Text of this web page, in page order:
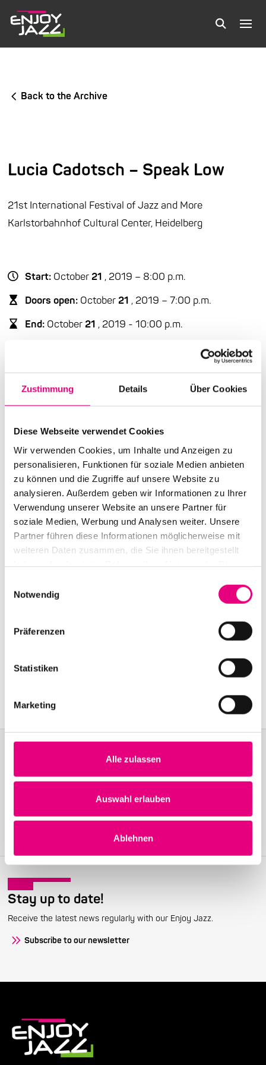
Zustimmung Details Über Cookies
Diese Webseite verwendet Cookies
Wir verwenden Cookies, um Inhalte und Anzeigen zu
personalisieren, Funktionen für soziale Medien anbieten
zu können und die Zugriffe auf unsere Website zu
analysieren. Außerdem geben wir Informationen zu Ihrer
Verwendung unserer Website an unsere Partner für
soziale Medien, Werbung und Analysen weiter. Unsere
Partner führen diese Informationen möglicherweise mit
weiteren Daten zusammen, die Sie ihnen bereitgestellt
Notwendig
Präferenzen
Statistiken
Marketing
Alle zulassen
Auswahl erlauben
Ablehnen
Back to the Archive
Lucia Cadotsch – Speak Low
21st International Festival of Jazz and More
Karlstorbahnhof Cultural Center, Heidelberg
Start: October21 , 2019 – 8:00 p.m.
Doors open: October21 , 2019 – 7:00 p.m.
End: October21, 2019 - 10:00 p.m.
Frans Petter Eldh: bass
Otis Sandsjö: tenor saxophone
Box office: €22
Nationality: Sweden/ Switzerland
Karlstorbahnhof Cultural Center, Heidelberg: 1Am
Karlstor, Heidelberg
Event Series: LuciaCadotsch - Speak Low
Become a friend!
Join the Enjoy Jazz and receive exclusive information about the
festival.
Stay up to date!
Receive the latest news regularly with our Enjoy Jazz.
Subscribe to our newsletter